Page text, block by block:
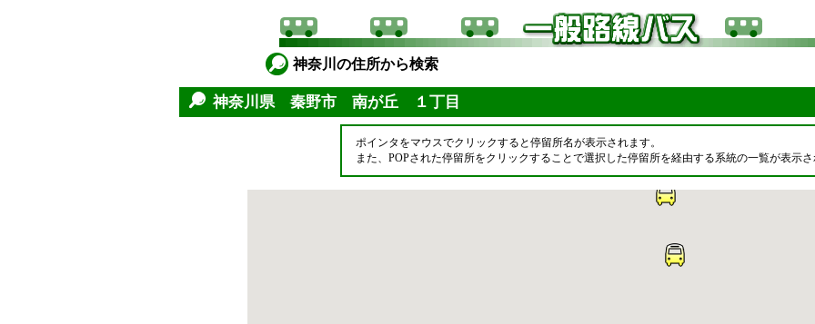
神奈川の住所から検索
神奈川県 秦野市 南が丘 １丁目
ポインタをマウスでクリックすると停留所名が表示されます。
また、POPされた停留所をクリックすることで選択した停留所を経由する系統の一覧が表示